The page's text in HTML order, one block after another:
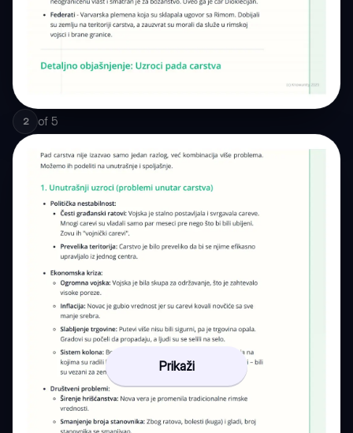
2 of 5
Prikaži